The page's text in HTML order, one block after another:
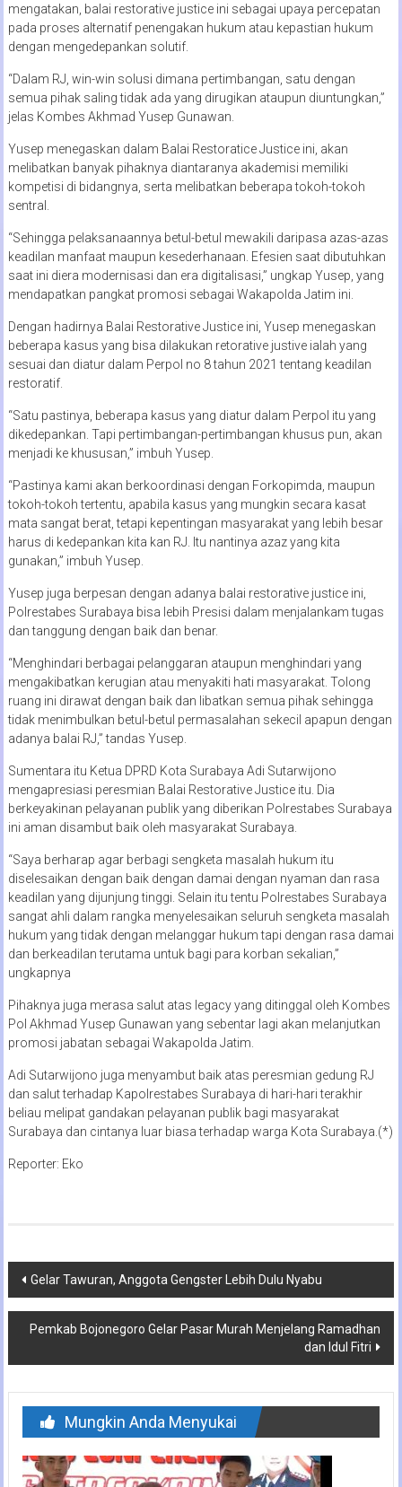
mengatakan, balai restorative justice ini sebagai upaya percepatan
pada proses alternatif penengakan hukum atau kepastian hukum
dengan mengedepankan solutif.
“Dalam RJ, win-win solusi dimana pertimbangan, satu dengan
semua pihak saling tidak ada yang dirugikan ataupun diuntungkan,”
jelas Kombes Akhmad Yusep Gunawan.
Yusep menegaskan dalam Balai Restoratice Justice ini, akan
melibatkan banyak pihaknya diantaranya akademisi memiliki
kompetisi di bidangnya, serta melibatkan beberapa tokoh-tokoh
sentral.
“Sehingga pelaksanaannya betul-betul mewakili daripasa azas-azas
keadilan manfaat maupun kesederhanaan. Efesien saat dibutuhkan
saat ini diera modernisasi dan era digitalisasi,” ungkap Yusep, yang
mendapatkan pangkat promosi sebagai Wakapolda Jatim ini.
Dengan hadirnya Balai Restorative Justice ini, Yusep menegaskan
beberapa kasus yang bisa dilakukan retorative justive ialah yang
sesuai dan diatur dalam Perpol no 8 tahun 2021 tentang keadilan
restoratif.
“Satu pastinya, beberapa kasus yang diatur dalam Perpol itu yang
dikedepankan. Tapi pertimbangan-pertimbangan khusus pun, akan
menjadi ke khususan,” imbuh Yusep.
“Pastinya kami akan berkoordinasi dengan Forkopimda, maupun
tokoh-tokoh tertentu, apabila kasus yang mungkin secara kasat
mata sangat berat, tetapi kepentingan masyarakat yang lebih besar
harus di kedepankan kita kan RJ. Itu nantinya azaz yang kita
gunakan,” imbuh Yusep.
Yusep juga berpesan dengan adanya balai restorative justice ini,
Polrestabes Surabaya bisa lebih Presisi dalam menjalankam tugas
dan tanggung dengan baik dan benar.
“Menghindari berbagai pelanggaran ataupun menghindari yang
mengakibatkan kerugian atau menyakiti hati masyarakat. Tolong
ruang ini dirawat dengan baik dan libatkan semua pihak sehingga
tidak menimbulkan betul-betul permasalahan sekecil apapun dengan
adanya balai RJ,” tandas Yusep.
Sumentara itu Ketua DPRD Kota Surabaya Adi Sutarwijono
mengapresiasi peresmian Balai Restorative Justice itu. Dia
berkeyakinan pelayanan publik yang diberikan Polrestabes Surabaya
ini aman disambut baik oleh masyarakat Surabaya.
“Saya berharap agar berbagi sengketa masalah hukum itu
diselesaikan dengan baik dengan damai dengan nyaman dan rasa
keadilan yang dijunjung tinggi. Selain itu tentu Polrestabes Surabaya
sangat ahli dalam rangka menyelesaikan seluruh sengketa masalah
hukum yang tidak dengan melanggar hukum tapi dengan rasa damai
dan berkeadilan terutama untuk bagi para korban sekalian,”
ungkapnya
Pihaknya juga merasa salut atas legacy yang ditinggal oleh Kombes
Pol Akhmad Yusep Gunawan yang sebentar lagi akan melanjutkan
promosi jabatan sebagai Wakapolda Jatim.
Adi Sutarwijono juga menyambut baik atas peresmian gedung RJ
dan salut terhadap Kapolrestabes Surabaya di hari-hari terakhir
beliau melipat gandakan pelayanan publik bagi masyarakat
Surabaya dan cintanya luar biasa terhadap warga Kota Surabaya.(*)
Reporter: Eko
Navigasi
pos
Gelar Tawuran, Anggota Gengster Lebih Dulu Nyabu
Pemkab Bojonegoro Gelar Pasar Murah Menjelang Ramadhan
dan Idul Fitri
Mungkin Anda Menyukai